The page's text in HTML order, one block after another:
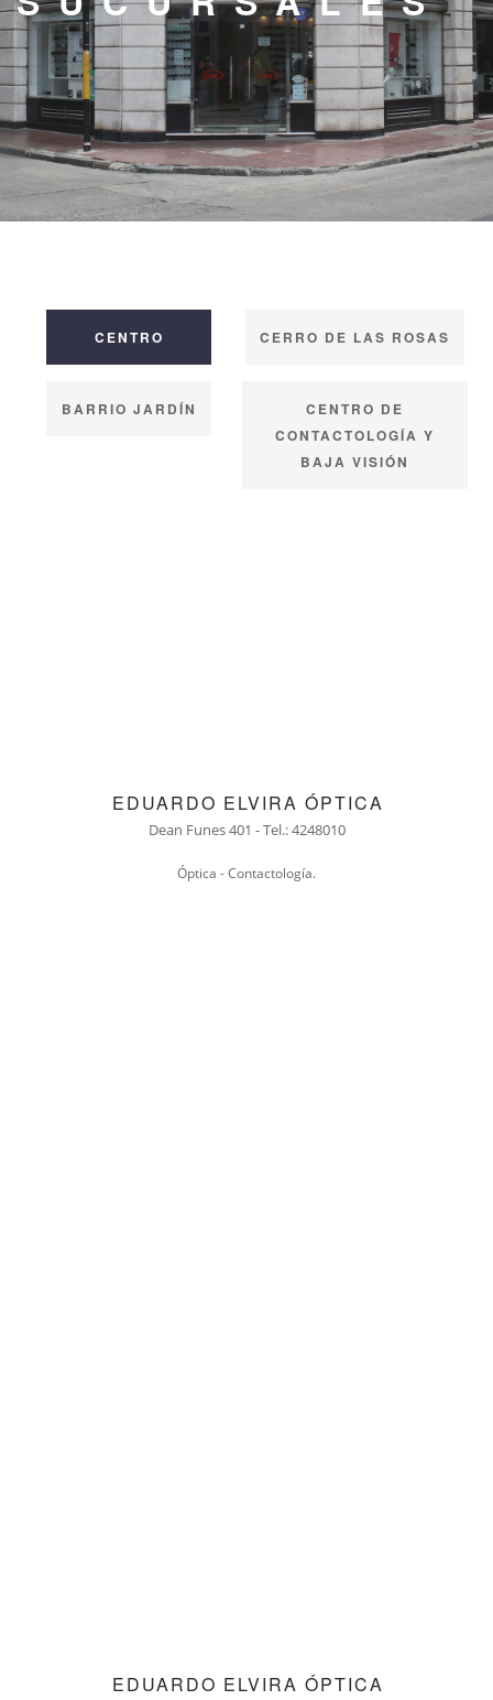
SUCURSALES
CONTACTO
CENTRO CERRO DE LAS ROSAS
BARRIO JARDÍN
CENTRO DE
CONTACTOLOGÍA Y
BAJA VISIÓN
EDUARDO ELVIRA ÓPTICA
Dean Funes 401 - Tel.: 4248010
Óptica - Contactología.
EDUARDO ELVIRA ÓPTICA